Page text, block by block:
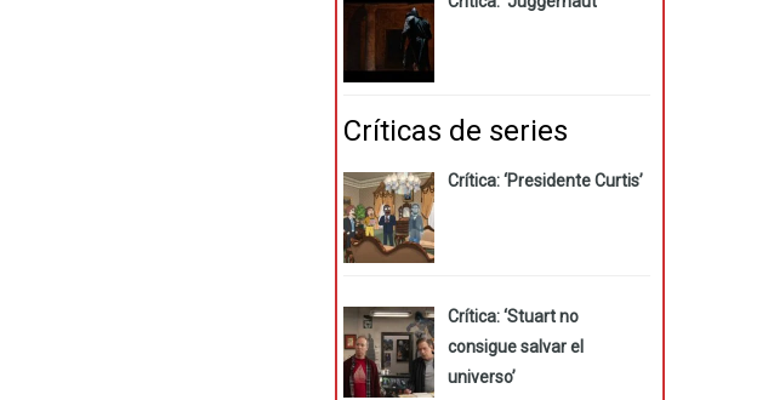
Críticas de series
Crítica: ‘Presidente Curtis’
Crítica: ‘Stuart no
consigue salvar el
universo’